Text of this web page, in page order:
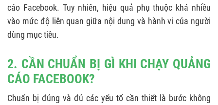
cáo Facebook. Tuy nhiên, hiệu quả phụ thuộc khá nhiều
vào mức độ liên quan giữa nội dung và hành vi của người
dùng mục tiêu.
2. CẦN CHUẨN BỊ GÌ KHI CHẠY QUẢNG
CÁO FACEBOOK?
Chuẩn bị đúng và đủ các yếu tố cần thiết là bước không